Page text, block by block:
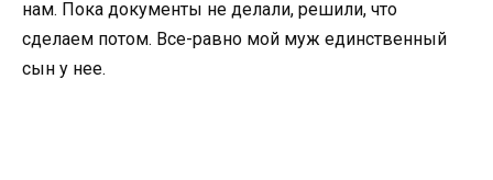
нам. Пока документы не делали, решили, что
сделаем потом. Все-равно мой муж единственный
сын у нее.